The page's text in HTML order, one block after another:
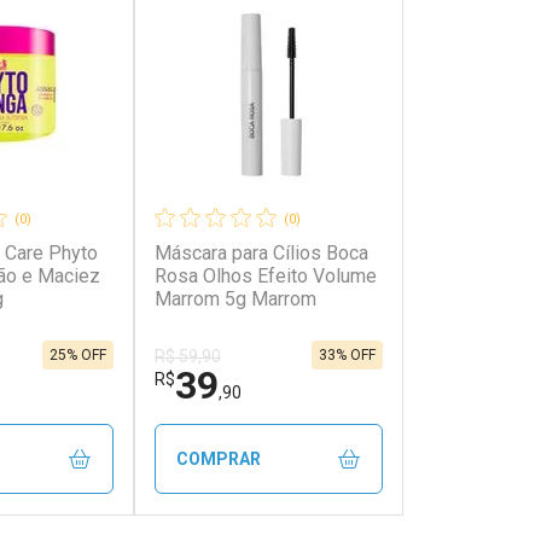
(0)
Phyto
e Maciez
25% OFF
(0)
Máscara para Cílios Boca
Rosa Olhos Efeito Volume
Marrom 5g Marrom
R$ 59,90
R$39,90
33% OFF
COMPRAR